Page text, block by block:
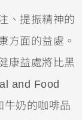
、提振精神的
方面的益處。
康益處將比黑
and Food
牛奶的咖啡品